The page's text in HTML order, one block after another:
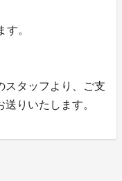
。
スタッフより、ご支
りいたします。